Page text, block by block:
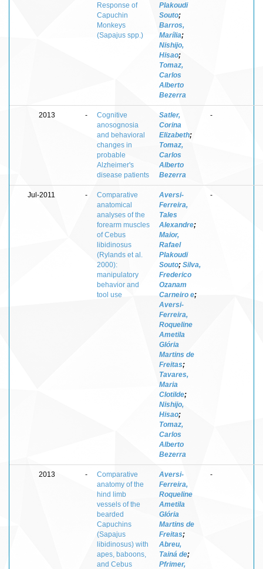
Response of
Capuchin
Monkeys
(Sapajus spp.)
Plakoudi
Souto;
Barros,
Marília;
Nishijo,
Hisao;
Tomaz,
Carlos
Alberto
Bezerra
2013 -
Cognitive
anosognosia
and behavioral
changes in
probable
Alzheimer's
disease patients
Satler,
Corina
Elizabeth;
Tomaz,
Carlos
Alberto
Bezerra
-
Jul-2011 -
Comparative
anatomical
analyses of the
forearm muscles
of Cebus
libidinosus
(Rylands et al.
2000):
manipulatory
behavior and
tool use
Aversi-
Ferreira,
Tales
Alexandre;
Maior,
Rafael
Plakoudi
Souto; Silva,
Frederico
Ozanam
Carneiro e;
Aversi-
Ferreira,
Roqueline
Ametila
Glória
Martins de
Freitas;
Tavares,
Maria
Clotilde;
Nishijo,
Hisao;
Tomaz,
Carlos
Alberto
Bezerra
-
2013 -
Comparative
anatomy of the
hind limb
vessels of the
bearded
Capuchins
(Sapajus
libidinosus) with
apes, baboons,
and Cebus
Aversi-
Ferreira,
Roqueline
Ametila
Glória
Martins de
Freitas;
Abreu,
Tainá de;
Pfrimer,
-